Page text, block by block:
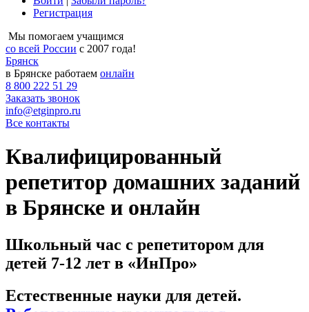
Регистрация
Мы помогаем учащимся
со всей России с 2007 года!
Брянск
в Брянске работаем онлайн
8 800 222 51 29
Заказать звонок
info@etginpro.ru
Все контакты
Квалифицированный
репетитор домашних заданий
в Брянске и онлайн
Школьный час с репетитором для
детей 7-12 лет в «ИнПро»
Естественные науки для детей.